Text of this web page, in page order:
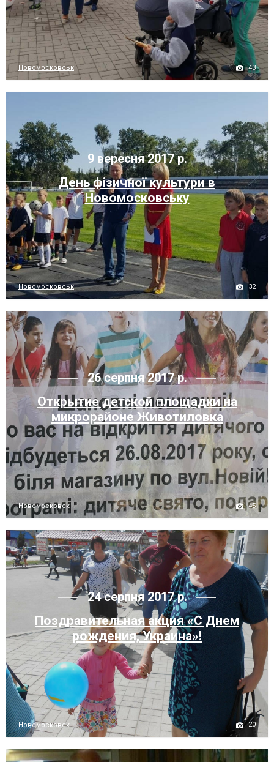
Новомосковськ 43
9 вересня 2017 р.
День фізичної культури в
Новомосковську
Новомосковськ 32
26 серпня 2017 р.
Открытие детской площадки на
микрорайоне Животиловка
Новомосковск 45
24 серпня 2017 р.
Поздравительная акция «С Днем
рождения, Украина»!
Новомосковск 20